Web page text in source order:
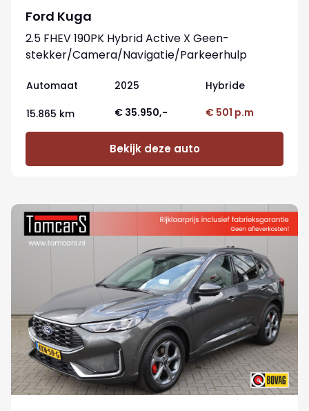
Ford Kuga
2.5 FHEV 190PK Hybrid Active X Geen-
stekker/Camera/Navigatie/Parkeerhulp
Automaat 2025 Hybride
15.865 km € 35.950,- € 501 p.m
Bekijk deze auto